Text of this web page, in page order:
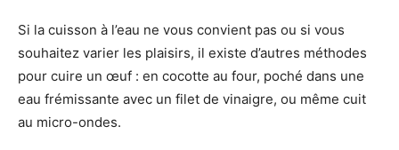
Si la cuisson à l’eau ne vous convient pas ou si vous
souhaitez varier les plaisirs, il existe d’autres méthodes
pour cuire un œuf : en cocotte au four, poché dans une
eau frémissante avec un filet de vinaigre, ou même cuit
au micro-ondes.